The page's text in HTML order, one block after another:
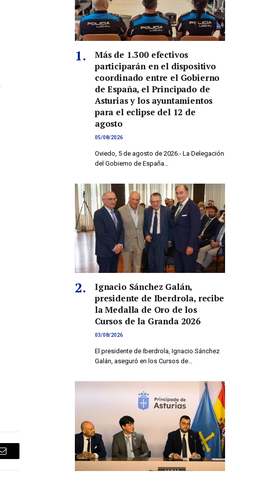
Correo
Más de 1.300 efectivos
participarán en el dispositivo
coordinado entre el Gobierno
de España, el Principado de
Asturias y los ayuntamientos
para el eclipse del 12 de
agosto
05/08/2026
Oviedo, 5 de agosto de 2026.- La Delegación
del Gobierno de España…
Ignacio Sánchez Galán,
presidente de Iberdrola, recibe
la Medalla de Oro de los
Cursos de la Granda 2026
03/08/2026
El presidente de Iberdrola, Ignacio Sánchez
Galán, aseguró en los Cursos de…